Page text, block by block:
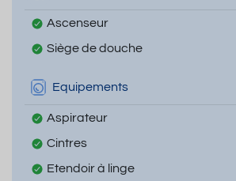
Ascenseur
Siège de douche
Equipements
Aspirateur
Cintres
Etendoir à linge